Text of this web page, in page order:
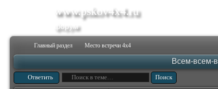
www.pskov4x4.ru
форум
Главный раздел Место встречи 4х4
Всем-всем-
Ответить